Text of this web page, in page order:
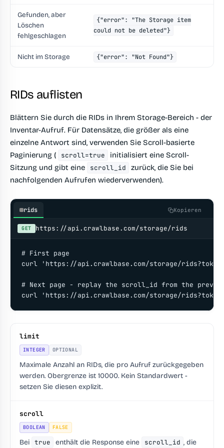
Gefunden, aber
Löschen
fehlgeschlagen
{"error": "The Storage item
could not be deleted"}
Nicht im Storage {"error": "Not Found"}
RIDs auflisten
Blättern Sie durch die RIDs in Ihrem Storage-Bereich - der
Inventar-Aufruf. Für Datensätze, die größer als eine
einzelne Antwort sind, verwenden Sie Scroll-basierte
Paginierung (
scroll=true
initialisiert eine Scroll-
Sitzung und gibt eine
scroll_id
zurück, die Sie bei
nachfolgenden Aufrufen wiederverwenden).
rids Kopieren
GET https://api.crawlbase.com/storage/rids
# First page
curl 'https://api.crawlbase.com/storage/
# Next page - replay the scroll_id from the
curl 'https://api.crawlbase.com/storage/
limit
INTEGER OPTIONAL
Maximale Anzahl an RIDs, die pro Aufruf zurückgegeben
werden. Obergrenze ist 10000. Kein Standardwert -
setzen Sie diesen explizit.
scroll
BOOLEAN FALSE
Bei true enthält die Response eine scroll_id , die